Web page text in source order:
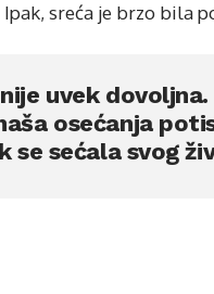
sreća je brzo bila
uvek
osećanja
se sećala svog